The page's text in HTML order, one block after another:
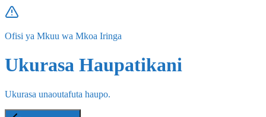
Ofisi ya Mkuu wa Mkoa Iringa
Ukurasa Haupatikani
Ukurasa unaoutafuta haupo.